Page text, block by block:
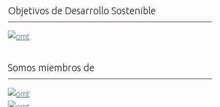
Objetivos de Desarrollo Sostenible
Somos miembros de